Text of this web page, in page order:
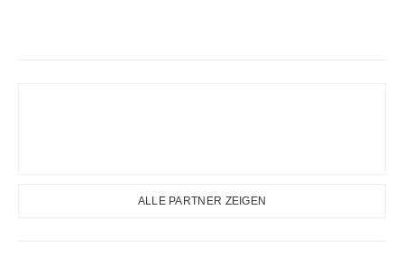
ALLE PARTNER ZEIGEN